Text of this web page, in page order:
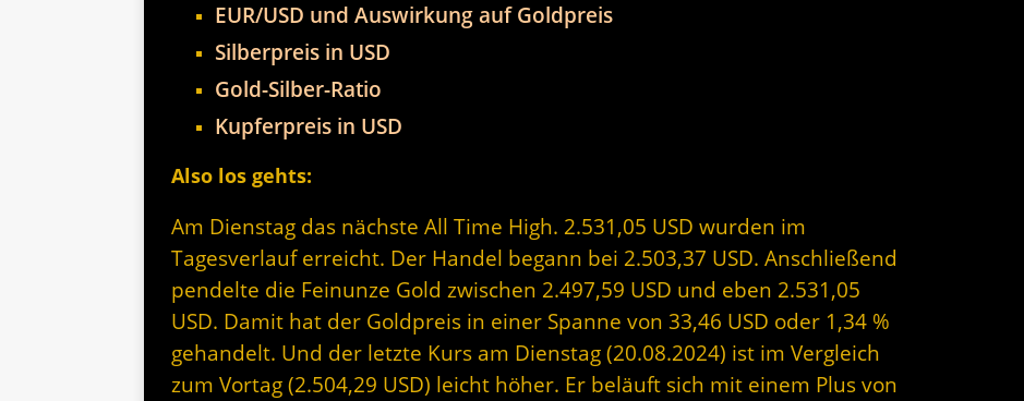
EUR/USD und Auswirkung auf Goldpreis
Silberpreis in USD
Gold-Silber-Ratio
Kupferpreis in USD
Also los gehts:
Am Dienstag das nächste All Time High. 2.531,05 USD wurden im
Tagesverlauf erreicht. Der Handel begann bei 2.503,37 USD. Anschließend
pendelte die Feinunze Gold zwischen 2.497,59 USD und eben 2.531,05
USD. Damit hat der Goldpreis in einer Spanne von 33,46 USD oder 1,34 %
gehandelt. Und der letzte Kurs am Dienstag (20.08.2024) ist im Vergleich
zum Vortag (2.504,29 USD) leicht höher. Er beläuft sich mit einem Plus von